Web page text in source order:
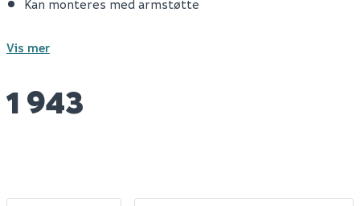
Kan monteres med armstøtte
Vis mer
1 943